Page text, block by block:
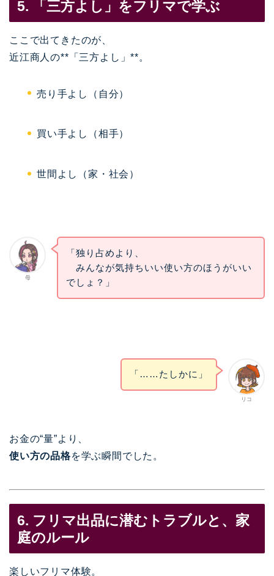
5. 「三方よし」をフリマで学ぶ
ここで出てきたのが、
近江商人の**「三方よし」**。
売り手よし（自分）
買い手よし（相手）
世間よし（家・社会）
母
「独り占めより、
みんなが気持ちいい使い方のほうがいい
でしょ？」
リコ
「……たしかに」
お金の“量”より、
使い方の品格を学ぶ瞬間でした。
6. フリマ出品に潜むトラブルと、家
庭のルール
楽しいフリマ体験。